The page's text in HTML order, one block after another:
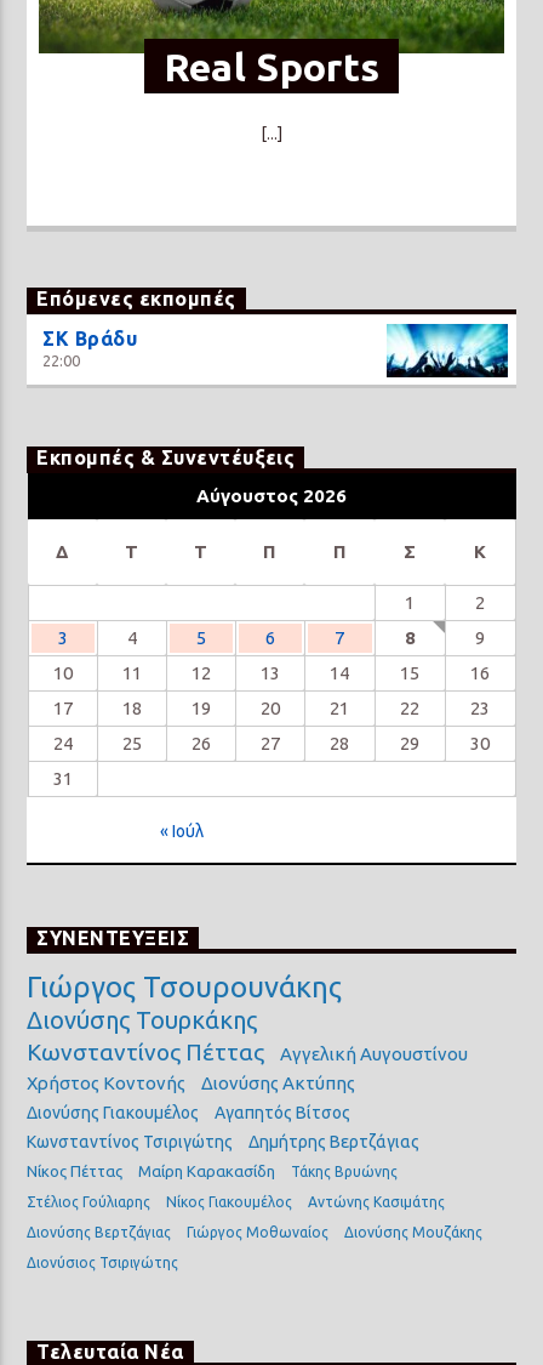
Real Sports
[...]
Επόμενες εκπομπές
ΣΚ Βράδυ
22:00
Εκπομπές & Συνεντέυξεις
Αύγουστος 2026
Δ Τ Τ Π Π Σ Κ
1
2
3
4 5 6 7 8
9
10
11 12 13 14 15
16
17
18 19 20 21 22
23
24
25 26 27 28 29
30
31
« Ιούλ
ΣΥΝΕΝΤΕΥΞΕΙΣ
Γιώργος Τσουρουνάκης
Διονύσης Τουρκάκης
Κωνσταντίνος Πέττας
Αγγελική Αυγουστίνου
Χρήστος Κοντονής
Διονύσης Ακτύπης
Διονύσης Γιακουμέλος
Αγαπητός Βίτσος
Κωνσταντίνος Τσιριγώτης
Δημήτρης Βερτζάγιας
Νίκος Πέττας Μαίρη Καρακασίδη
Τάκης Βρυώνης
Στέλιος Γούλιαρης
Νίκος Γιακουμέλος
Αντώνης Κασιμάτης
Διονύσης Βερτζάγιας
Γιώργος Μοθωναίος
Διονύσης Μουζάκης
Διονύσιος Τσιριγώτης
Τελευταία Νέα